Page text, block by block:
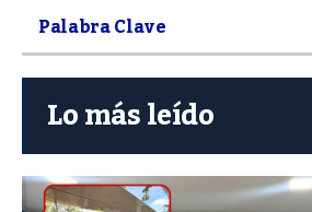
Lo más leído